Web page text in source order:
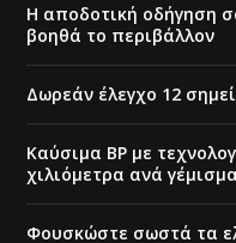
Η αποδοτική οδήγηση
βοηθά το περιβάλλον
Δωρεάν έλεγχο 12
Καύσιμα ΒΡ με
χιλιόμετρα ανά γέμισμα
Φουσκώστε σωστά τα